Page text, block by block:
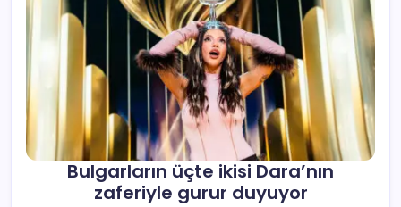
Bulgarların üçte ikisi Dara’nın
zaferiyle gurur duyuyor